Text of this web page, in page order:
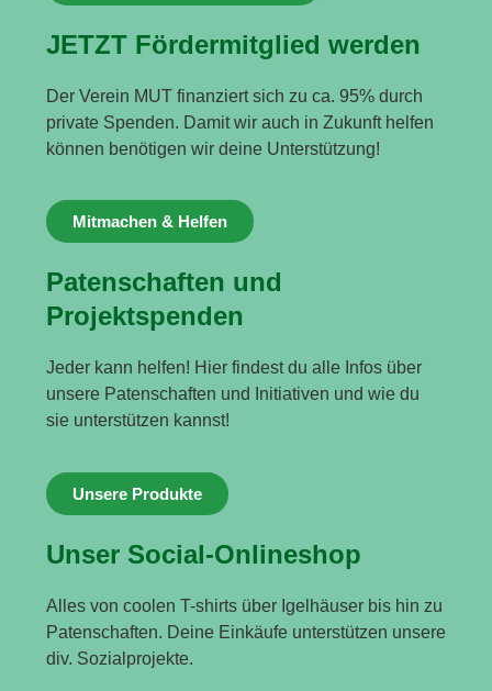
JETZT Fördermitglied werden
Der Verein MUT finanziert sich zu ca. 95% durch
private Spenden. Damit wir auch in Zukunft helfen
können benötigen wir deine Unterstützung!
Mitmachen & Helfen
Patenschaften und
Projektspenden
Jeder kann helfen! Hier findest du alle Infos über
unsere Patenschaften und Initiativen und wie du
sie unterstützen kannst!
Unsere Produkte
Unser Social-Onlineshop
Alles von coolen T-shirts über Igelhäuser bis hin zu
Patenschaften. Deine Einkäufe unterstützen unsere
div. Sozialprojekte.